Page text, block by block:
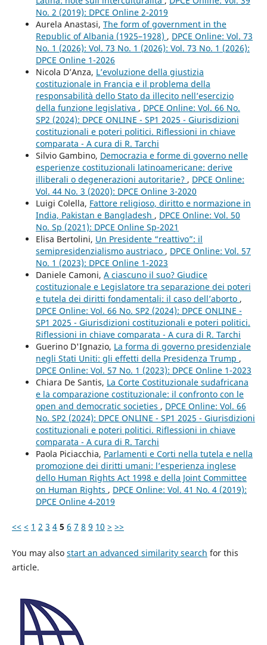
No. 2 (2019): DPCE Online 2-2019
Aurela Anastasi, The form of government in the
Republic of Albania (1925–1928) , DPCE Online: Vol. 73
No. 1 (2026): Vol. 73 No. 1 (2026): Vol. 73 No. 1 (2026):
DPCE Online 1-2026
Nicola D’Anza, L’evoluzione della giustizia
costituzionale in Francia e il problema della
responsabilità dello Stato da illecito nell’esercizio
della funzione legislativa , DPCE Online: Vol. 66 No.
SP2 (2024): DPCE ONLINE - SP1 2025 - Giurisdizioni
costituzionali e poteri politici. Riflessioni in chiave
comparata - A cura di R. Tarchi
Silvio Gambino, Democrazia e forme di governo nelle
esperienze costituzionali latinoamericane: derive
illiberali o degenerazioni autoritarie? , DPCE Online:
Vol. 44 No. 3 (2020): DPCE Online 3-2020
Luigi Colella, Fattore religioso, diritto e normazione in
India, Pakistan e Bangladesh , DPCE Online: Vol. 50
No. Sp (2021): DPCE Online Sp-2021
Elisa Bertolini, Un Presidente “reattivo”: il
semipresidenzialismo austriaco , DPCE Online: Vol. 57
No. 1 (2023): DPCE Online 1-2023
Daniele Camoni, A ciascuno il suo? Giudice
costituzionale e Legislatore tra separazione dei poteri
e tutela dei diritti fondamentali: il caso dell’aborto ,
DPCE Online: Vol. 66 No. SP2 (2024): DPCE ONLINE -
SP1 2025 - Giurisdizioni costituzionali e poteri politici.
Riflessioni in chiave comparata - A cura di R. Tarchi
Guerino D'Ignazio, La forma di governo presidenziale
negli Stati Uniti: gli effetti della Presidenza Trump ,
DPCE Online: Vol. 57 No. 1 (2023): DPCE Online 1-2023
Chiara De Santis, La Corte Costituzionale sudafricana
e la comparazione costituzionale: il confronto con le
open and democratic societies , DPCE Online: Vol. 66
No. SP2 (2024): DPCE ONLINE - SP1 2025 - Giurisdizioni
costituzionali e poteri politici. Riflessioni in chiave
comparata - A cura di R. Tarchi
Paola Piciacchia, Parlamenti e Corti nella tutela e nella
promozione dei diritti umani: l’esperienza inglese
dello Human Rights Act 1998 e della Joint Committee
on Human Rights , DPCE Online: Vol. 41 No. 4 (2019):
DPCE Online 4-2019
<< < 1 2 3 4 5 6 7 8 9 10 > >>
You may also start an advanced similarity search for this
article.